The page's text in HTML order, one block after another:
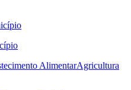
AlimentarAgricultura